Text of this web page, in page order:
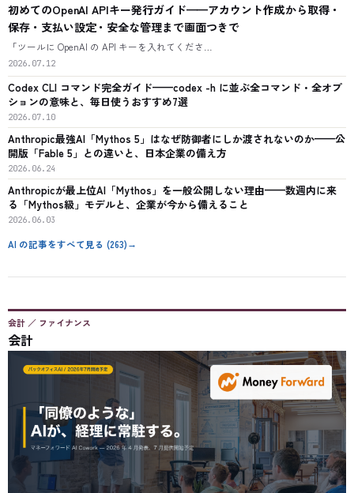
初めてのOpenAI APIキー発行ガイド——アカウント作成から取得・
保存・支払い設定・安全な管理まで画面つきで
「ツールに OpenAI の API キーを入れてくださ…
2026.07.12
Codex CLI コマンド完全ガイド——codex -h に並ぶ全コマンド・全オプ
ションの意味と、毎日使うおすすめ7選
2026.07.10
Anthropic最強AI「Mythos 5」はなぜ防御者にしか渡されないのか——公
開版「Fable 5」との違いと、日本企業の備え方
2026.06.24
Anthropicが最上位AI「Mythos」を一般公開しない理由——数週内に来
る「Mythos級」モデルと、企業が今から備えること
2026.06.03
AI の記事をすべて見る (263) →
会計 ／ ファイナンス
会計